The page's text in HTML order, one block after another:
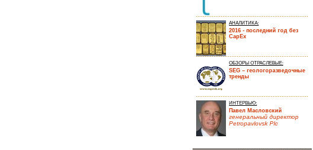
АНАЛИТИКА:
2016 - последний год без
CapEx
ОБЗОРЫ ОТРАСЛЕВЫЕ:
SEG – геологоразведочные
тренды
ИНТЕРВЬЮ:
Павел Масловский
генеральный директор
Petropavlovsk Plc